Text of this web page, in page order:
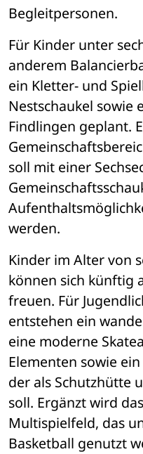
Begleitpersonen.
Für Kinder unter
anderem
ein Kletter- und
Nestschaukel sowie
Findlingen geplant.
soll mit einer
werden.
Kinder im Alter von
können sich künftig
freuen. Für
entstehen ein
eine moderne
Elementen sowie
der als Schutzhütte
soll. Ergänzt wird
Multispielfeld, das
Basketball genutzt